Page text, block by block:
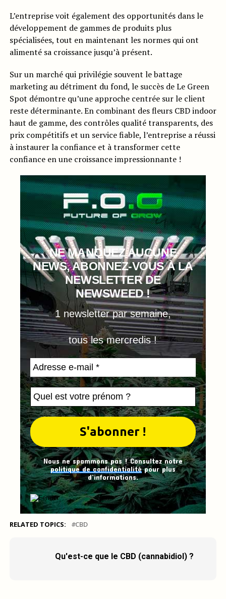
L’entreprise voit également des opportunités dans le
développement de gammes de produits plus
spécialisées, tout en maintenant les normes qui ont
alimenté sa croissance jusqu’à présent.
Sur un marché qui privilégie souvent le battage
marketing au détriment du fond, le succès de Le Green
Spot démontre qu’une approche centrée sur le client
reste déterminante. En combinant des fleurs CBD indoor
haut de gamme, des contrôles qualité transparents, des
prix compétitifs et un service fiable, l’entreprise a réussi
à instaurer la confiance et à transformer cette
confiance en une croissance impressionnante !
NE MANQUEZ AUCUNE
NEWS, ABONNEZ-VOUS À LA
NEWSLETTER DE
NEWSWEED !
1 newsletter par semaine,
tous les mercredis !
Nous ne spammons pas ! Consultez notre
politique de confidentialitépour plus
d’informations.
RELATED TOPICS: CBD
Qu'est-ce que le CBD (cannabidiol) ?